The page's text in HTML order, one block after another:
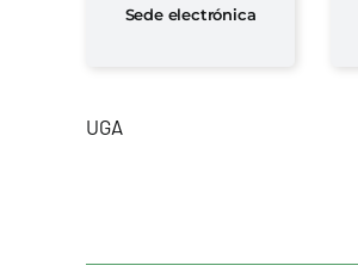
Sede electrónica
UGA